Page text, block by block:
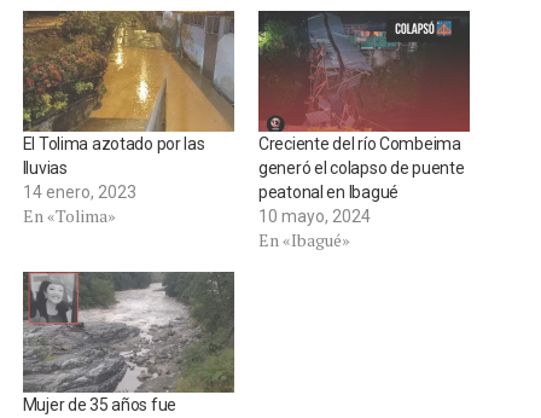
El Tolima azotado por las
lluvias
14 enero, 2023
En «Tolima»
Creciente del río Combeima
generó el colapso de puente
peatonal en Ibagué
10 mayo, 2024
En «Ibagué»
Mujer de 35 años fue